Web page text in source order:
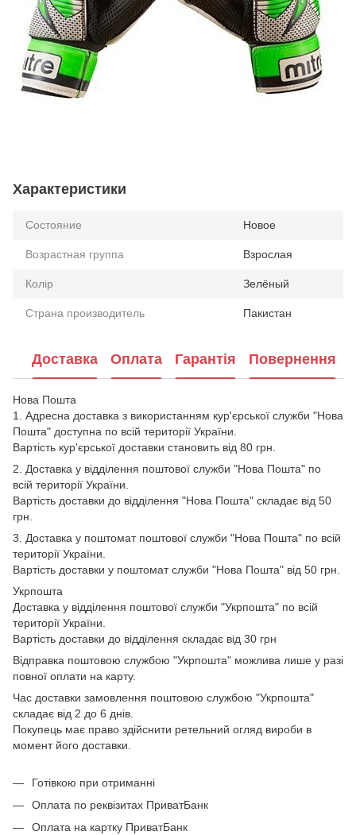
Характеристики
Состояние Новое
Возрастная группа Взрослая
Колір Зелёный
Страна производитель Пакистан
Доставка Оплата Гарантія Повернення
Нова Пошта
1. Адресна доставка з використанням кур'єрської служби "Нова
Пошта" доступна по всій території України.
Вартість кур'єрської доставки становить від 80 грн.
2. Доставка у відділення поштової служби "Нова Пошта" по
всій території України.
Вартість доставки до відділення "Нова Пошта" складає від 50
грн.
3. Доставка у поштомат поштової служби "Нова Пошта" по всій
території України.
Вартість доставки у поштомат служби "Нова Пошта" від 50 грн.
Укрпошта
Доставка у відділення поштової служби "Укрпошта" по всій
території України.
Вартість доставки до відділення складає від 30 грн
Відправка поштовою службою "Укрпошта" можлива лише у разі
повної оплати на карту.
Час доставки замовлення поштовою службою "Укрпошта"
складає від 2 до 6 днів.
Покупець має право здійснити ретельний огляд вироби в
момент його доставки.
Готівкою при отриманні
Оплата по реквізитах ПриватБанк
Оплата на картку ПриватБанк